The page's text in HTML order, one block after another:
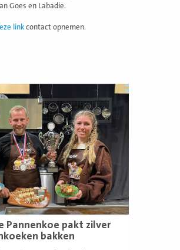
Goes en Labadie.
link contact opnemen.
Pannenkoe pakt zilver
bakken